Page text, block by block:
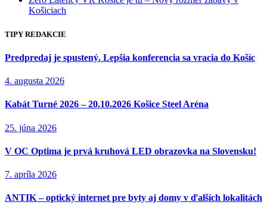
Košiciach
TIPY REDAKCIE
Predpredaj je spustený. Lepšia konferencia sa vracia do Košíc
4. augusta 2026
Kabát Turné 2026 – 20.10.2026 Košice Steel Aréna
25. júna 2026
V OC Optima je prvá kruhová LED obrazovka na Slovensku!
7. apríla 2026
ANTIK – optický internet pre byty aj domy v ďalších lokalitách